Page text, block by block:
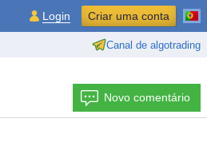
Canal de algotrading
Login Criar uma conta
Novo comentário